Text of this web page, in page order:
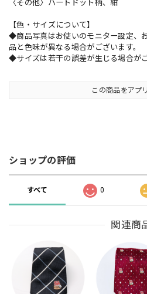
〈その他〉ハートドット柄、紺
【色・サイズについて】
◆商品写真はお使いのモニター設定、
品と色味が異なる場合がございます。
◆サイズは若干の誤差が生じる場合がご
この商品をアプ
ショップの評価
すべて 0
関連商